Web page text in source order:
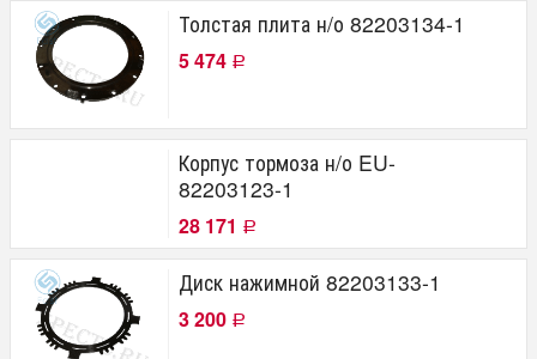
Толстая плита н/о 82203134-1
5 474 Р
Корпус тормоза н/о EU-
82203123-1
28 171 Р
Диск нажимной 82203133-1
3 200 Р